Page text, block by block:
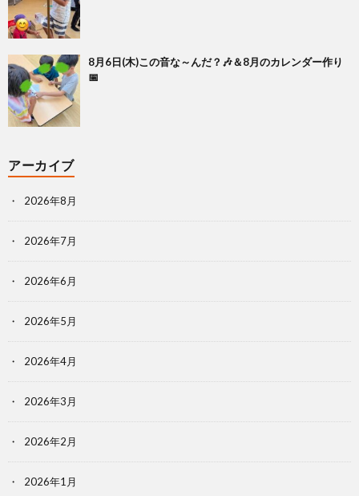
8月6日(木)この音な～んだ？🎶＆8月のカレンダー作り
📅
アーカイブ
2026年8月
2026年7月
2026年6月
2026年5月
2026年4月
2026年3月
2026年2月
2026年1月